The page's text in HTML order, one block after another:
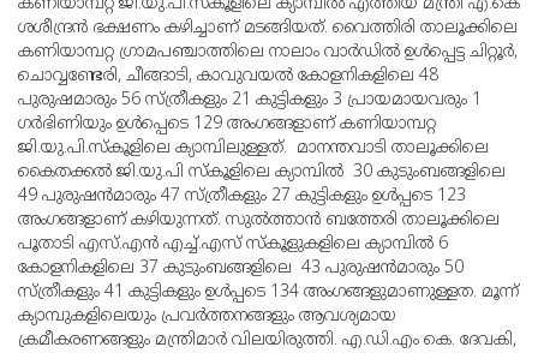
കണിയാമ്പറ്റ ജി.യു.പി.സ്‌കൂളിലെ ക്യാമ്പില്‍ എത്തിയ മന്ത്രി എ.കെ
ശശീന്ദ്രന്‍ ഭക്ഷണം കഴിച്ചാണ് മടങ്ങിയത്. വൈത്തിരി താലൂക്കിലെ
കണിയാമ്പറ്റ ഗ്രാമപഞ്ചാത്തിലെ നാലാം വാര്‍ഡില്‍ ഉള്‍പ്പെട്ട ചിറ്റൂര്‍,
ചൊവ്വണ്ടേരി, ചീങ്ങാടി, കാവുവയല്‍ കോളനികളിലെ 48
പുരുഷമാരും 56 സ്ത്രീകളും 21 കുട്ടികളും 3 പ്രായമായവരും 1
ഗര്‍ഭിണിയും ഉള്‍പ്പെടെ 129 അംഗങ്ങളാണ് കണിയാമ്പറ്റ
ജി.യു.പി.സ്‌കൂളിലെ ക്യാമ്പിലുള്ളത്. മാനന്തവാടി താലൂക്കിലെ
കൈതക്കല്‍ ജി.യു.പി സ്‌കൂളിലെ ക്യാമ്പില്‍ 30 കുടുംബങ്ങളിലെ
49 പുരുഷന്‍മാരും 47 സ്ത്രീകളും 27 കുട്ടികളും ഉള്‍പ്പടെ 123
അംഗങ്ങളാണ് കഴിയുന്നത്. സുല്‍ത്താന്‍ ബത്തേരി താലൂക്കിലെ
പൂതാടി എസ്.എന്‍ എച്ച്.എസ് സ്‌കൂളുകളിലെ ക്യാമ്പില്‍ 6
കോളനികളിലെ 37 കുടുംബങ്ങളിലെ 43 പുരുഷന്‍മാരും 50
സ്ത്രീകളും 41 കുട്ടികളും ഉള്‍പ്പടെ 134 അംഗങ്ങളുമാണുള്ളത. മൂന്ന്
ക്യാമ്പുകളിലെയും പ്രവര്‍ത്തനങ്ങളും ആവശ്യമായ
ക്രമീകരണങ്ങളും മന്ത്രിമാര്‍ വിലയിരുത്തി. എ.ഡി.എം കെ. ദേവകി,